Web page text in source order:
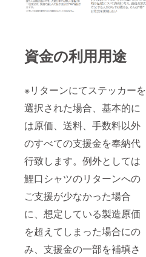
資金の利用用途
※リターンにてステッカーを
選択された場合、基本的に
は原価、送料、手数料以外
のすべての支援金を奉納代
行致します。例外としては
鯉口シャツのリターンへの
ご支援が少なかった場合
に、想定している製造原価
を超えてしまった場合にの
み、支援金の一部を補填さ